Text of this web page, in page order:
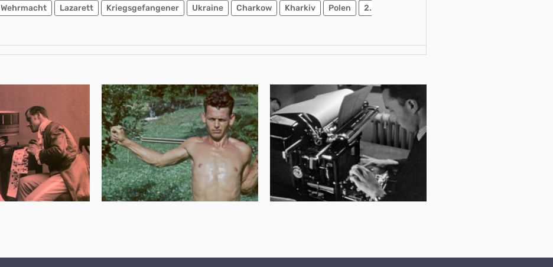
Wehrmacht Lazarett Kriegsgefangener Ukraine Charkow Kharkiv Polen
2.